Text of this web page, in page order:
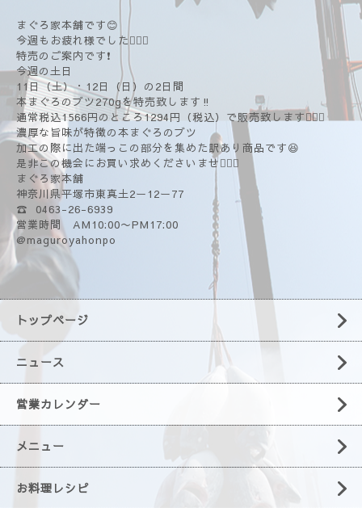
まぐろ家本舗です😊
今週もお疲れ様でした🙇🏻‍♂️
特売のご案内です❗️
今週の土日
11日（土）・12日（日）の2日間
本まぐろのブツ270gを特売致します‼️
通常税込1566円のところ1294円（税込）で販売致します🙇🏻‍♂️
濃厚な旨味が特徴の本まぐろのブツ
加工の際に出た端っこの部分を集めた訳あり商品です😆
是非この機会にお買い求めくださいませ🙇🏻‍♂️
まぐろ家本舗
神奈川県平塚市東真土2ー12ー77
☎️ 0463-26-6939
営業時間 AM10:00〜PM17:00
@maguroyahonpo
トップページ
ニュース
営業カレンダー
メニュー
お料理レシピ